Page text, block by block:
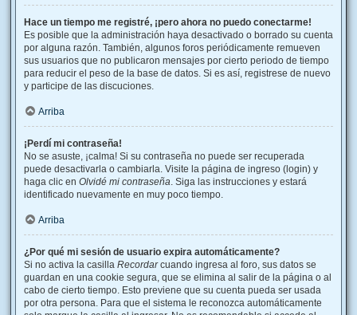
Hace un tiempo me registré, ¡pero ahora no puedo conectarme!
Es posible que la administración haya desactivado o borrado su cuenta
por alguna razón. También, algunos foros periódicamente remueven
sus usuarios que no publicaron mensajes por cierto periodo de tiempo
para reducir el peso de la base de datos. Si es así, registrese de nuevo
y participe de las discuciones.
Arriba
¡Perdí mi contraseña!
No se asuste, ¡calma! Si su contraseña no puede ser recuperada
puede desactivarla o cambiarla. Visite la página de ingreso (login) y
haga clic en Olvidé mi contraseña. Siga las instrucciones y estará
identificado nuevamente en muy poco tiempo.
Arriba
¿Por qué mi sesión de usuario expira automáticamente?
Si no activa la casilla Recordarcuando ingresa al foro, sus datos se
guardan en una cookie segura, que se elimina al salir de la página o al
cabo de cierto tiempo. Esto previene que su cuenta pueda ser usada
por otra persona. Para que el sistema le reconozca automáticamente